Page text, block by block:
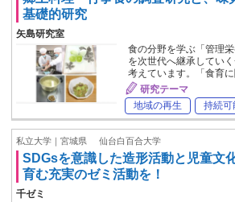
基礎的研究
矢島研究室
食の分野を学ぶ「管理
を次世代へ継承してい
考えています。「食育
研究テーマ
地域の再生
持続可
私立大学｜宮城県 仙台白百合大学
SDGsを意識した造形活動と児童文
育む充実のゼミ活動を！
千ゼミ